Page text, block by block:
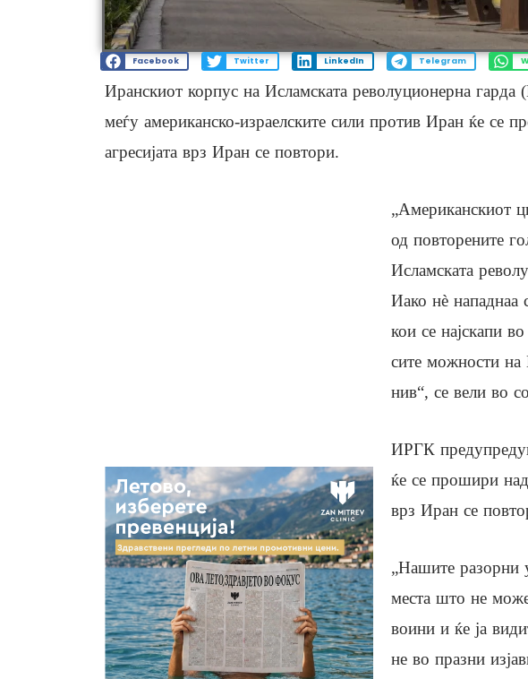
Facebook Twitter LinkedIn Telegram
Иранскиот корпус на Исламската револуционерна гарда
меѓу американско-израелските сили против Иран ќе се
агресијата врз Иран се повтори.
„Американскиот
од повторените
Исламската
Иако нè нападнаа
кои се најскапи
сите можности на
нив“, се вели во
ИРГК
ќе се прошири
врз Иран се
„Нашите разорни
места што не
воини и ќе ја
не во празни